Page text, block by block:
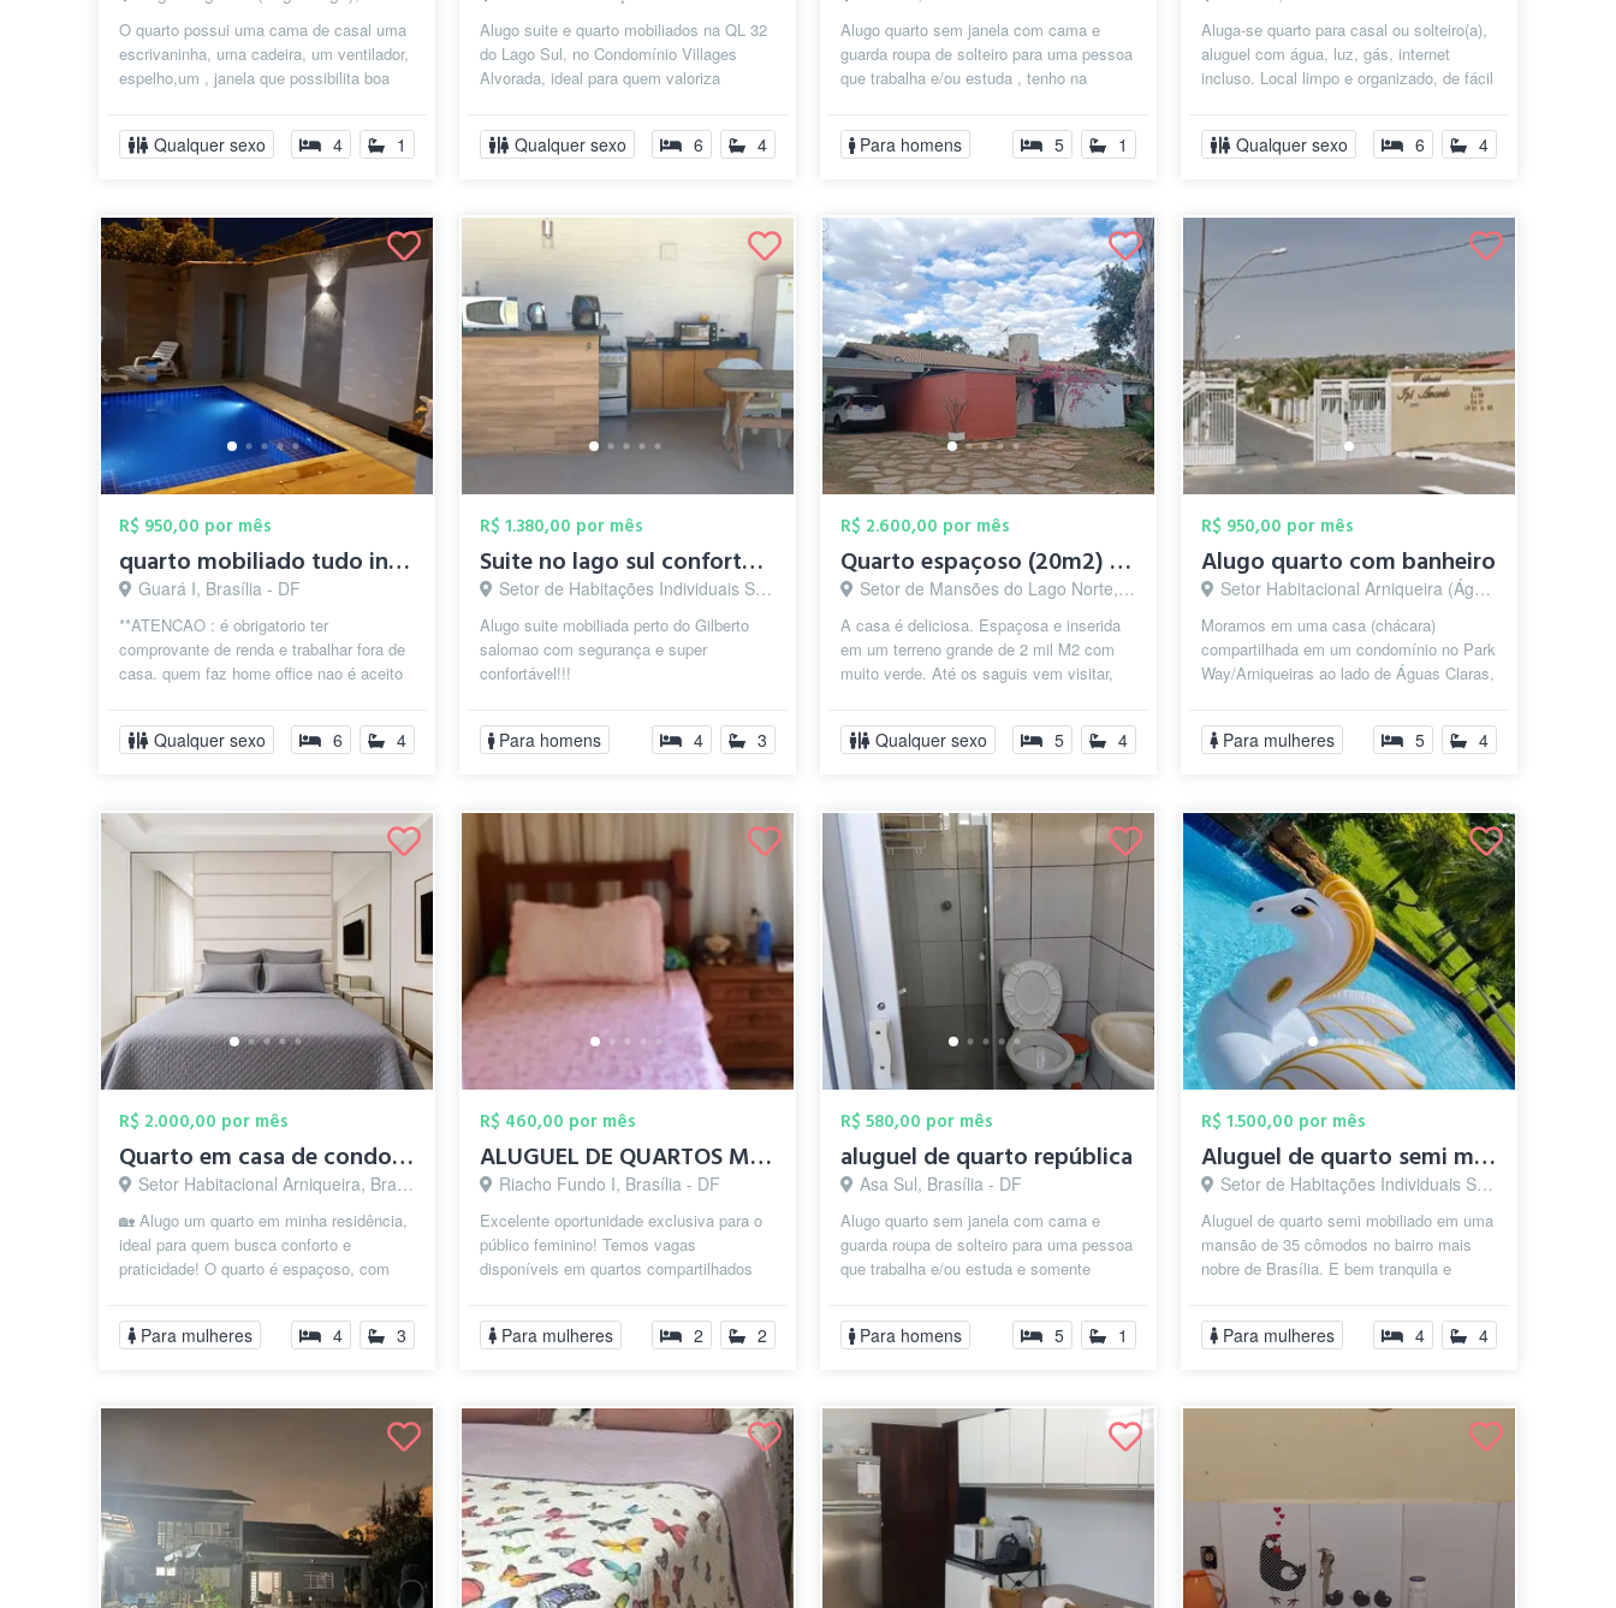
O quarto possui uma cama de casal uma
escrivaninha, uma cadeira, um ventilador,
espelho,um , janela que possibilita boa
Qualquer sexo 4 1
Alugo suite e quarto mobiliados na QL 32
do Lago Sul, no Condomínio Villages
Alvorada, ideal para quem valoriza
Qualquer sexo 6 4
Alugo quarto sem janela com cama e
guarda roupa de solteiro para uma pessoa
que trabalha e/ou estuda , tenho na
Para homens 5 1
Aluga-se quarto para casal ou solteiro(a),
aluguel com água, luz, gás, internet
incluso. Local limpo e organizado, de fácil
Qualquer sexo 6 4
R$ 950,00 por mês
quarto mobiliado tudo insluso com piscin...
Guará I, Brasília - DF
**ATENCAO : é obrigatorio ter
comprovante de renda e trabalhar fora de
casa. quem faz home office nao é aceito
paga...
Qualquer sexo 6 4
R$ 1.380,00 por mês
Suite no lago sul confortavel e lugar se...
Setor de Habitações Individuais Sul, Brasília - DF
Alugo suite mobiliada perto do Gilberto
salomao com segurança e super
confortável!!!
Para homens 4 3
R$ 2.600,00 por mês
Quarto espaçoso (20m2) com banheiro priv...
Setor de Mansões do Lago Norte, Brasília - DF
A casa é deliciosa. Espaçosa e inserida
em um terreno grande de 2 mil M2 com
muito verde. Até os saguis vem visitar,
Qualquer sexo 5 4
R$ 950,00 por mês
Alugo quarto com banheiro
Setor Habitacional Arniqueira (Águas Claras), Brasília - DF
Moramos em uma casa (chácara)
compartilhada em um condomínio no Park
Way/Arniqueiras ao lado de Águas Claras,
integrante...
Para mulheres 5 4
R$ 2.000,00 por mês
Quarto em casa de condomínio
Setor Habitacional Arniqueira, Brasília - DF
🏡 Alugo um quarto em minha residência,
ideal para quem busca conforto e
praticidade! O quarto é espaçoso, com
Para mulheres 4 3
R$ 460,00 por mês
ALUGUEL DE QUARTOS MULHERES
Riacho Fundo I, Brasília - DF
Excelente oportunidade exclusiva para o
público feminino! Temos vagas
disponíveis em quartos compartilhados
quar...
Para mulheres 2 2
R$ 580,00 por mês
aluguel de quarto república
Asa Sul, Brasília - DF
Alugo quarto sem janela com cama e
guarda roupa de solteiro para uma pessoa
que trabalha e/ou estuda e somente
Para homens 5 1
R$ 1.500,00 por mês
Aluguel de quarto semi mobiliado
Setor de Habitações Individuais Sul, Brasília - DF
Aluguel de quarto semi mobiliado em uma
mansão de 35 cômodos no bairro mais
nobre de Brasília. E bem tranquila e
Para mulheres 4 4